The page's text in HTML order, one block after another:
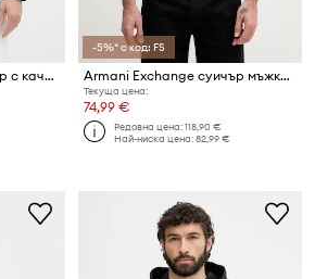
Armani Exchange суичър с качулка мъжки
-5%* с код: FS
Armani Exchange суичър мъжки с памук
Текуща цена:
74,99 €
Редовна цена:118,90 €
Най-ниска цена:82,99 €